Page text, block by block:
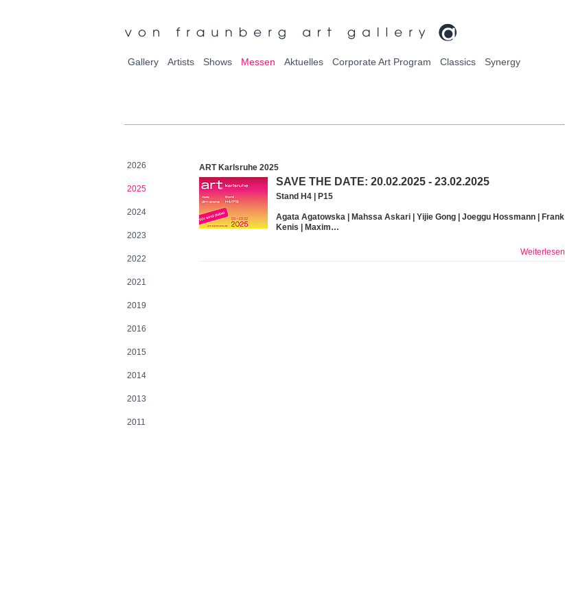
Gallery Artists Shows Messen Aktuelles Corporate Art Program Classics Synergy
2026
2025
2024
2023
2022
2021
2019
2016
2015
2014
2013
2011
ART Karlsruhe 2025
SAVE THE DATE: 20.02.2025 - 23.02.2025
Stand H4 | P15
Agata Agatowska | Mahssa Askari | Yijie Gong | Joeggu Hossmann | Frank
Kenis | Maxim…
Weiterlesen